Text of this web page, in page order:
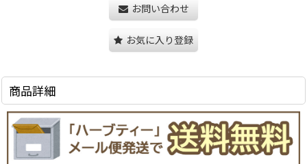
お問い合わせ
お気に入り登録
商品詳細